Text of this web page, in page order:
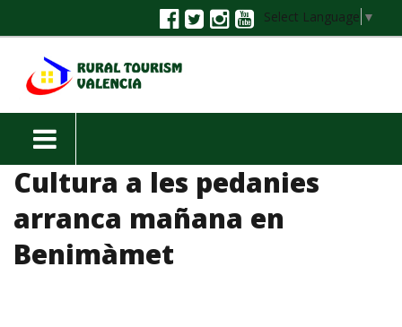
Select Language ▼
Cultura a les pedanies
arranca mañana en
Benimàmet